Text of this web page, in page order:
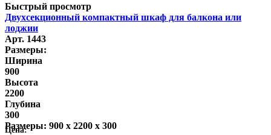
Быстрый просмотр
Двухсекционный компактный шкаф для балкона или
лоджии
Арт. 1443
Размеры:
Ширина
900
Высота
2200
Глубина
300
Размеры: 900 x 2200 x 300
Цена: